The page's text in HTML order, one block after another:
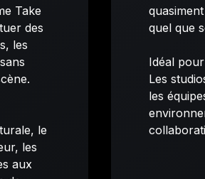
Take
des
les
le
les
aux
quel que
Idéal
Les
les